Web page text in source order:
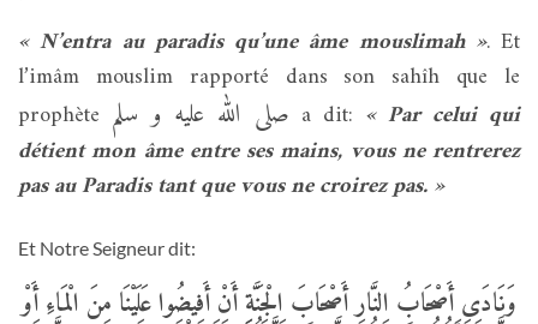
« N’entra au paradis qu’une âme mouslimah ». Et
l’imâm mouslim rapporté dans son sahîh que le
prophète صلى الله عليه و سلم a dit: « Par celui qui
détient mon âme entre ses mains, vous ne rentrerez
pas au Paradis tant que vous ne croirez pas. »
Et Notre Seigneur dit:
وَنَادَى أَصْحَابُ النَّارِ أَصْحَابَ الْجَنَّةِ أَنْ أَفِيضُوا عَلَيْنَا مِنَ الْمَاءِ أَوْ